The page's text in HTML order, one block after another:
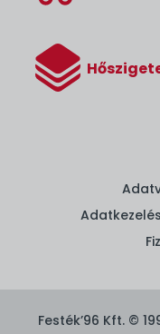
Festék’96 Kft. ©